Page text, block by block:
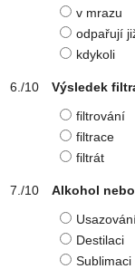
v mrazu
odpařují
kdykoli
Výsledek
filtrování
filtrace
filtrát
Alkohol
Destilaci
Sublimaci